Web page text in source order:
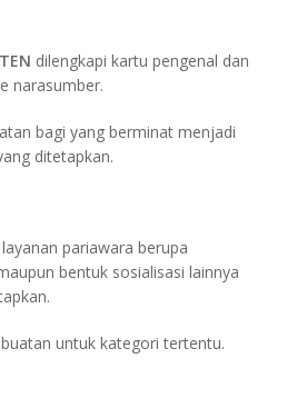
dilengkapi kartu pengenal dan
narasumber.
bagi yang berminat menjadi
ditetapkan.
pariawara berupa
bentuk sosialisasi lainnya
untuk kategori tertentu.